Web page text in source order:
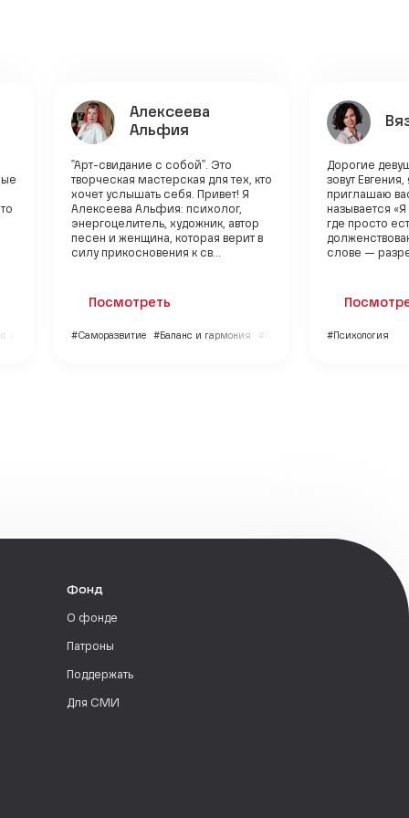
и гармония
Алексеева
Альфия
"Арт-свидание с собой". Это
творческая мастерская для тех, кто
хочет услышать себя. Привет! Я
Алексеева Альфия: психолог,
энергоцелитель, художник, автор
песен и женщина, которая верит в
силу прикосновения к св...
Посмотреть
#Саморазвитие #Баланс и гармония #Психология
Дорогие
зовут
приглашаю
называется «Я
где просто
слове —
#Психология
Фонд
О фонде
Патроны
Поддержать
Для СМИ